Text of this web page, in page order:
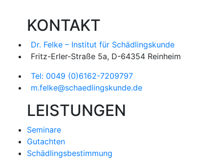
KONTAKT
Dr. Felke – Institut für Schädlingskunde
Fritz-Erler-Straße 5a, D-64354 Reinheim
Tel: 0049 (0)6162-7209797
m.felke@schaedlingskunde.de
LEISTUNGEN
Seminare
Gutachten
Schädlingsbestimmung